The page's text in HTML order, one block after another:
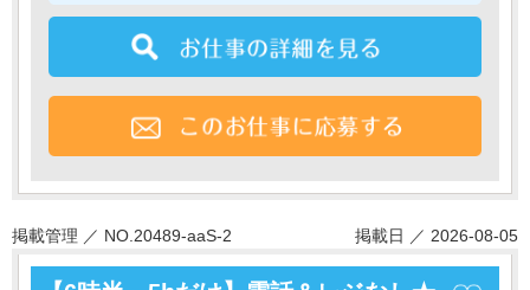
掲載管理 ／ NO.20489-aaS-2 掲載日 ／ 2026-08-05